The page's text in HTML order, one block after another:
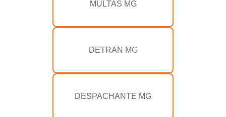
MULTAS MG
DETRAN MG
DESPACHANTE MG